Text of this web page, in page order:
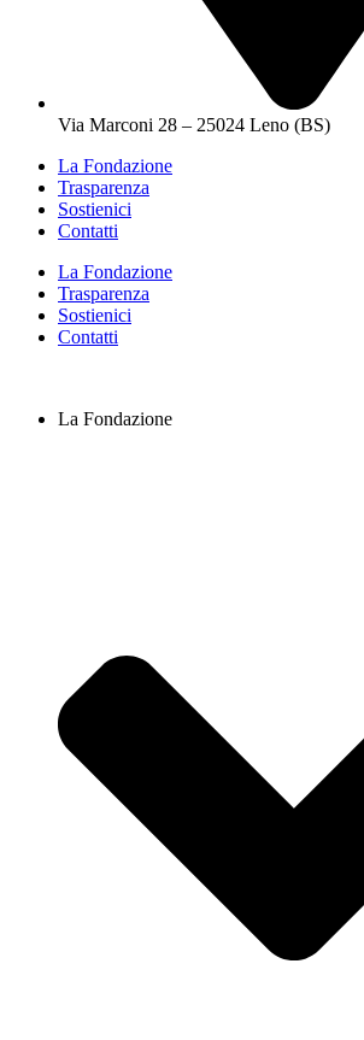
Via Marconi 28 – 25024 Leno (BS)
La Fondazione
Trasparenza
Sostienici
Contatti
La Fondazione
Trasparenza
Sostienici
Contatti
La Fondazione